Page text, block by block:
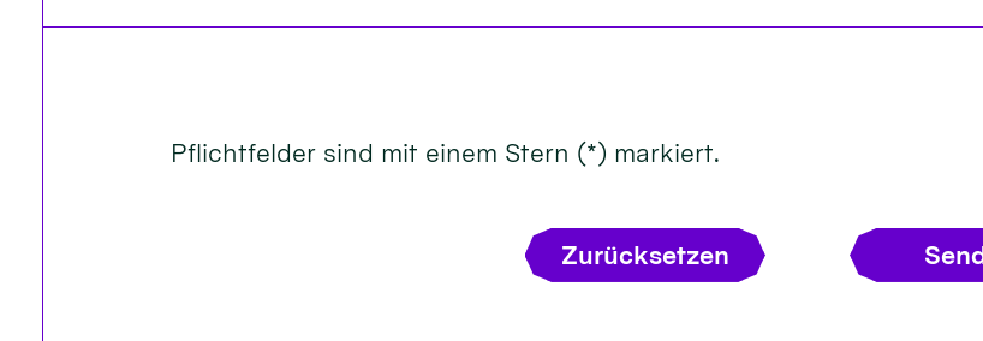
Pflichtfelder sind mit einem Stern (*) markiert.
Zurücksetzen